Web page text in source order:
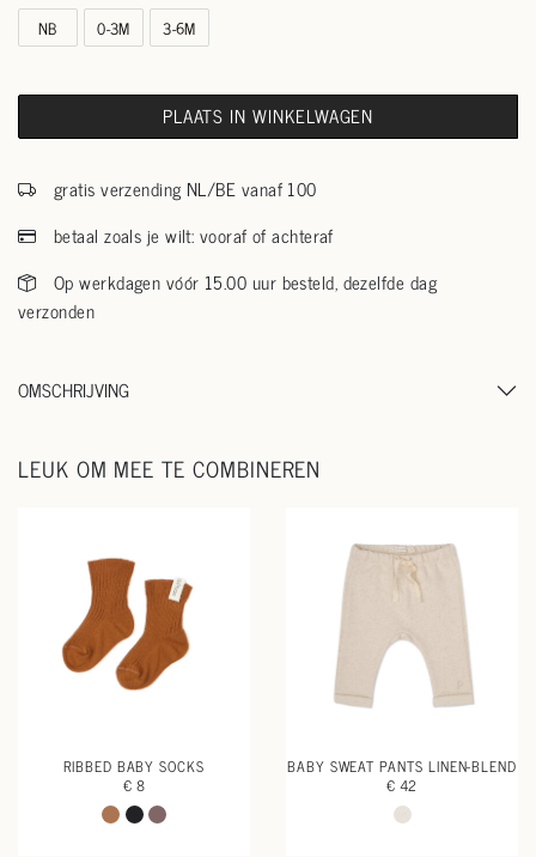
NB 0-3M 3-6M
PLAATS IN WINKELWAGEN
gratis verzending NL/BE vanaf 100
betaal zoals je wilt: vooraf of achteraf
Op werkdagen vóór 15.00 uur besteld, dezelfde dag
verzonden
OMSCHRIJVING
LEUK OM MEE TE COMBINEREN
RIBBED BABY SOCKS
€ 8
BABY SWEAT PANTS LINEN-BLEND
€ 42